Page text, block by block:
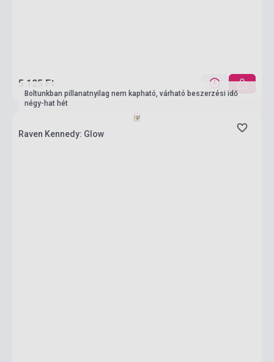
5 125 Ft
Boltunkban pillanatnyilag nem kapható, várható beszerzési idő
négy-hat hét
Raven Kennedy: Glow